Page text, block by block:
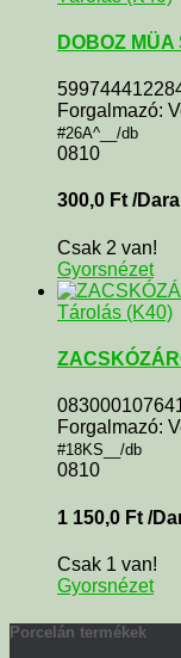
DOBOZ
Forgalmazó:
#26A^__/db
0810
300,0 Ft /
Csak 2 van!
Gyorsnézet
Tárolás (K40)
Forgalmazó:
#18KS__/db
0810
1 150,0 Ft /
Csak 1 van!
Gyorsnézet
Porcelán termékek